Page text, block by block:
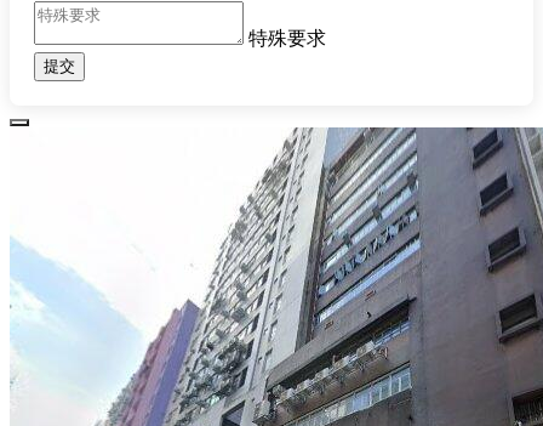
特殊要求
提交